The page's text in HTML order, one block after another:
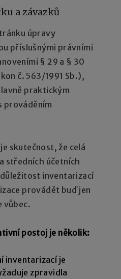
a závazků
úpravy
příslušnými právními
§ 29 a § 30
č. 563/1991 Sb.),
praktickým
prováděním
skutečnost, že celá
středních účetních
inventarizací
provádět buď jen
vůbec.
postoj je několik:
inventarizací je
zpravidla